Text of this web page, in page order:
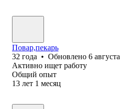
Повар,пекарь
32 года • Обновлено 6 августа
Активно ищет работу
Общий опыт
13 лет 1 месяц